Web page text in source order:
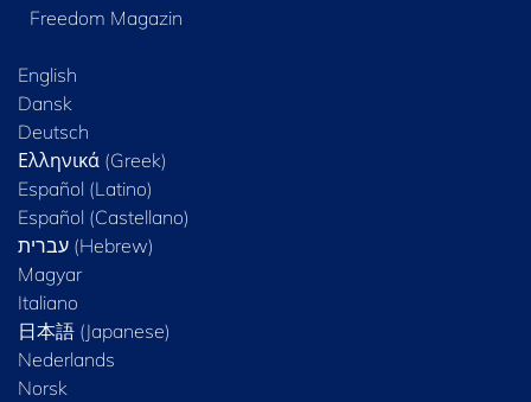
Freedom Magazin
English
Dansk
Deutsch
Ελληνικά (Greek)
Español (Latino)
Español (Castellano)
Magyar
Italiano
日本語 (Japanese)
Nederlands
Norsk